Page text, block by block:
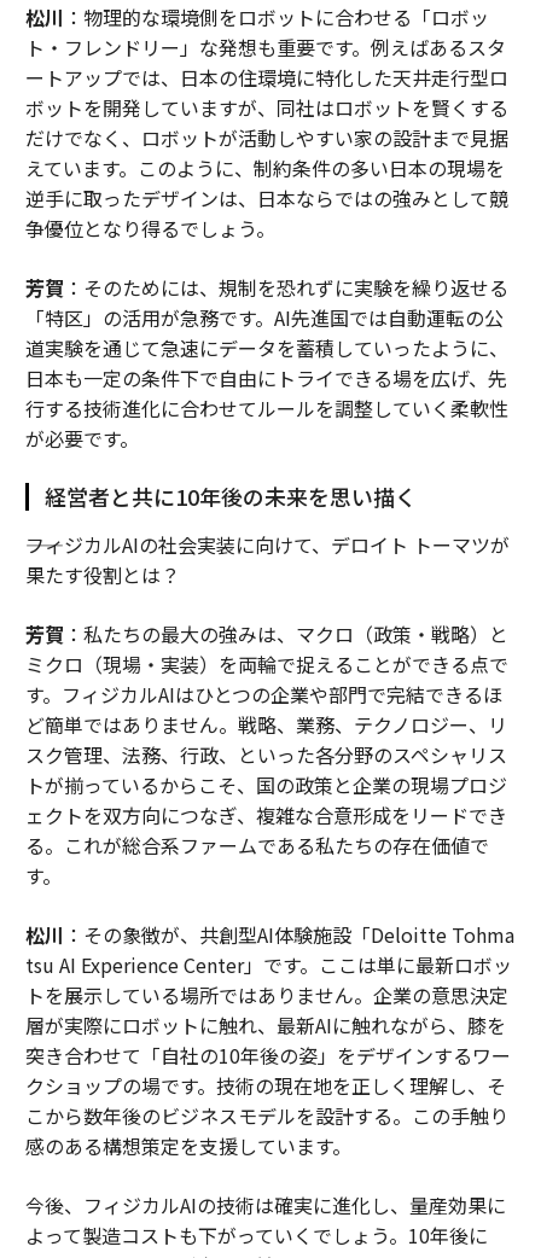
松川 ：物理的な環境側をロボットに合わせる「ロボッ
ト・フレンドリー」な発想も重要です。例えばあるスタ
ートアップでは、日本の住環境に特化した天井走行型ロ
ボットを開発していますが、同社はロボットを賢くする
だけでなく、ロボットが活動しやすい家の設計まで見据
えています。このように、制約条件の多い日本の現場を
逆手に取ったデザインは、日本ならではの強みとして競
争優位となり得るでしょう。
芳賀 ：そのためには、規制を恐れずに実験を繰り返せる
「特区」の活用が急務です。AI先進国では自動運転の公
道実験を通じて急速にデータを蓄積していったように、
日本も一定の条件下で自由にトライできる場を広げ、先
行する技術進化に合わせてルールを調整していく柔軟性
が必要です。
経営者と共に10年後の未来を思い描く
――フィジカルAIの社会実装に向けて、デロイト トーマツが
果たす役割とは？
芳賀 ：私たちの最大の強みは、マクロ（政策・戦略）と
ミクロ（現場・実装）を両輪で捉えることができる点で
す。フィジカルAIはひとつの企業や部門で完結できるほ
ど簡単ではありません。戦略、業務、テクノロジー、リ
スク管理、法務、行政、といった各分野のスペシャリス
トが揃っているからこそ、国の政策と企業の現場プロジ
ェクトを双方向につなぎ、複雑な合意形成をリードでき
る。これが総合系ファームである私たちの存在価値で
す。
松川 ：その象徴が、共創型AI体験施設「Deloitte Tohma
tsu AI Experience Center」です。ここは単に最新ロボッ
トを展示している場所ではありません。企業の意思決定
層が実際にロボットに触れ、最新AIに触れながら、膝を
突き合わせて「自社の10年後の姿」をデザインするワー
クショップの場です。技術の現在地を正しく理解し、そ
こから数年後のビジネスモデルを設計する。この手触り
感のある構想策定を支援しています。
今後、フィジカルAIの技術は確実に進化し、量産効果に
よって製造コストも下がっていくでしょう。10年後に